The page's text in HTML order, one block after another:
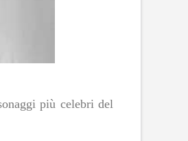
più celebri del